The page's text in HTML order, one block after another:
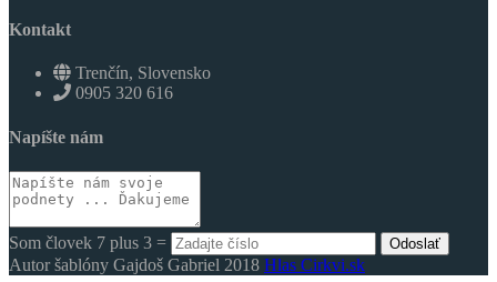
Kontakt
Trenčín, Slovensko
0905 320 616
Napíšte nám
Som človek 7 plus 3 = Odoslať
Autor šablóny Gajdoš Gabriel 2018 Hlas Cirkvi.sk